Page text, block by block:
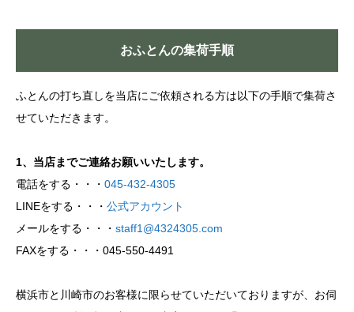
おふとんの集荷手順
ふとんの打ち直しを当店にご依頼される方は以下の手順で集荷さ
せていただきます。
1、当店までご連絡お願いいたします。
電話をする・・・ 045-432-4305
LINEをする・・・ 公式アカウント
メールをする・・・ staff1@4324305.com
FAXをする・・・045-550-4491
横浜市と川崎市のお客様に限らせていただいておりますが、お伺